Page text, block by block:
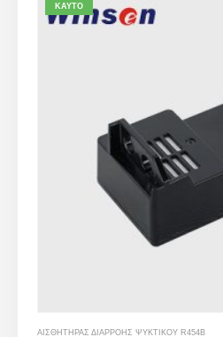
ΚΑΥΤΌ
ΑΙΣΘΗΤΉΡΑΣ ΔΙΑΡΡΟΉΣ ΨΥΚΤΙΚΟΎ R454B